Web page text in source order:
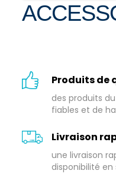
Produits de
des produits
fiables et de
Livraison
une livraison
disponibilité en